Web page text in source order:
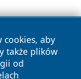
cookies, aby
także plików
od